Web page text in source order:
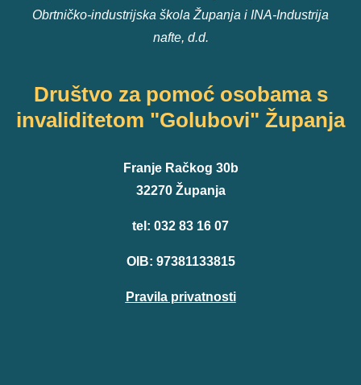
Obrtničko-industrijska škola Županja i INA-Industrija
nafte, d.d.
Društvo za pomoć osobama s
invaliditetom "Golubovi" Županja
Franje Račkog 30b
32270 Županja
tel: 032 83 16 07
OIB: 97381133815
Pravila privatnosti